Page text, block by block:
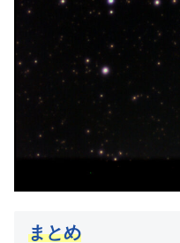
まとめ